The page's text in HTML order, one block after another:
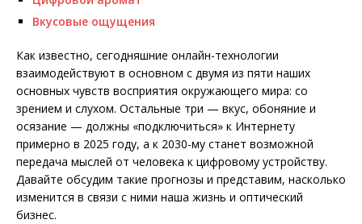
Вкусовые ощущения
Как известно, сегодняшние онлайн-технологии
взаимодействуют в основном с двумя из пяти наших
основных чувств восприятия окружающего мира: со
зрением и слухом. Остальные три — вкус, обоняние и
осязание — должны «подключиться» к Интернету
примерно в 2025 году, а к 2030-му станет возможной
передача мыслей от человека к цифровому устройству.
Давайте обсудим такие прогнозы и представим, насколько
изменится в связи с ними наша жизнь и оптический
бизнес.